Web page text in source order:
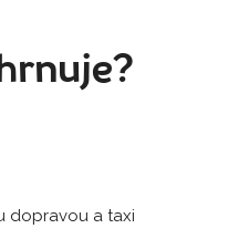
dopravou a taxi